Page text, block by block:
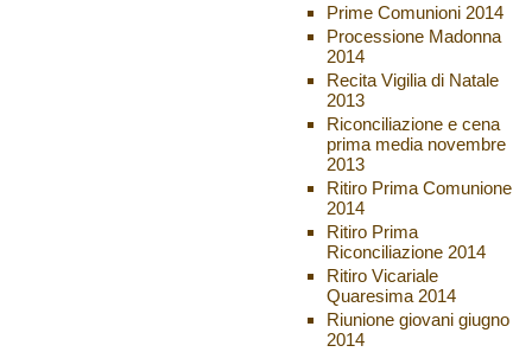
Prime Comunioni 2014
Processione Madonna
2014
Recita Vigilia di Natale
2013
Riconciliazione e cena
prima media novembre
2013
Ritiro Prima Comunione
2014
Ritiro Prima
Riconciliazione 2014
Ritiro Vicariale
Quaresima 2014
Riunione giovani giugno
2014